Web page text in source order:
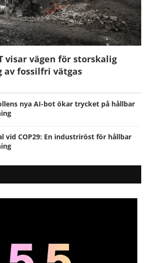
visar vägen för storskalig
av fossilfri vätgas
nya AI-bot ökar trycket på hållbar
vid COP29: En industriröst för hållbar